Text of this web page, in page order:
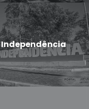
Independência